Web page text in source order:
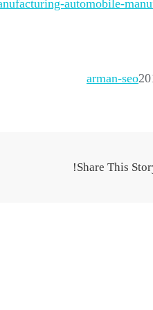
automobile-
arman-seo
Share This